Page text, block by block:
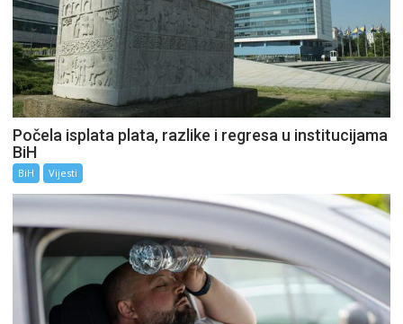
Počela isplata plata, razlike i regresa u institucijama
BiH
BiH Vijesti